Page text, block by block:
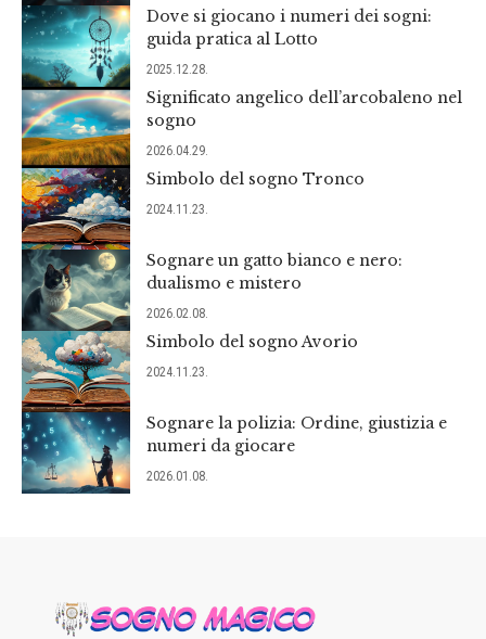
Dove si giocano i numeri dei sogni:
guida pratica al Lotto
2025.12.28.
Significato angelico dell’arcobaleno nel
sogno
2026.04.29.
Simbolo del sogno Tronco
2024.11.23.
Sognare un gatto bianco e nero:
dualismo e mistero
2026.02.08.
Simbolo del sogno Avorio
2024.11.23.
Sognare la polizia: Ordine, giustizia e
numeri da giocare
2026.01.08.